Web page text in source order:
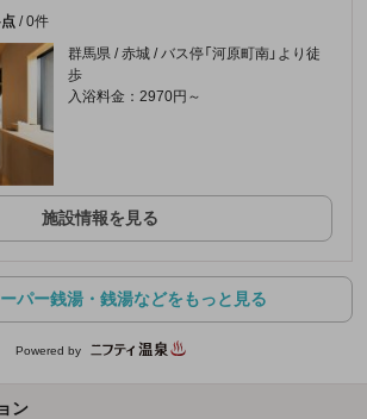
/0件
群馬県 / 赤城 / バス停「河原町南」より徒
歩
入浴料金：2970円～
施設情報を見る
パー銭湯・銭湯などをもっと見る
Powered by
ン